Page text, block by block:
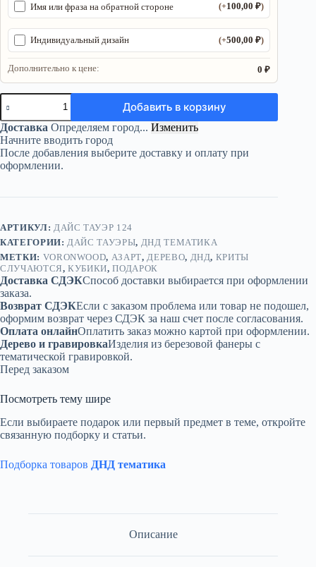
Имя или фраза на обратной стороне (+100,00₽)
Индивидуальный дизайн (+500,00₽)
Дополнительно к цене: 0 ₽
Количество
товара
Dice
Tower
«Криты
случаются»
—
Добавить в корзину
Доставка Определяем город... Изменить
Начните вводить город
После добавления выберите доставку и оплату при
оформлении.
АРТИКУЛ: ДАЙС ТАУЭР 124
КАТЕГОРИИ: ДАЙС ТАУЭРЫ, ДНД ТЕМАТИКА
МЕТКИ: VORONWOOD, АЗАРТ, ДЕРЕВО, ДНД, КРИТЫ
СЛУЧАЮТСЯ,КУБИКИ,ПОДАРОК
Доставка СДЭКСпособ доставки выбирается при оформлении
заказа.
Возврат СДЭКЕсли с заказом проблема или товар не подошел,
оформим возврат через СДЭК за наш счет после согласования.
Оплата онлайнОплатить заказ можно картой при оформлении.
Дерево и гравировкаИзделия из березовой фанеры с
тематической гравировкой.
Перед заказом
Посмотреть тему шире
Если выбираете подарок или первый предмет в теме, откройте
связанную подборку и статьи.
Подборка товаров ДНД тематика
Описание